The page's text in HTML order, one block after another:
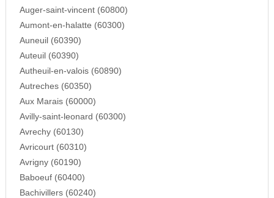
Auger-saint-vincent (60800)
Aumont-en-halatte (60300)
Auneuil (60390)
Auteuil (60390)
Autheuil-en-valois (60890)
Autreches (60350)
Aux Marais (60000)
Avilly-saint-leonard (60300)
Avrechy (60130)
Avricourt (60310)
Avrigny (60190)
Baboeuf (60400)
Bachivillers (60240)